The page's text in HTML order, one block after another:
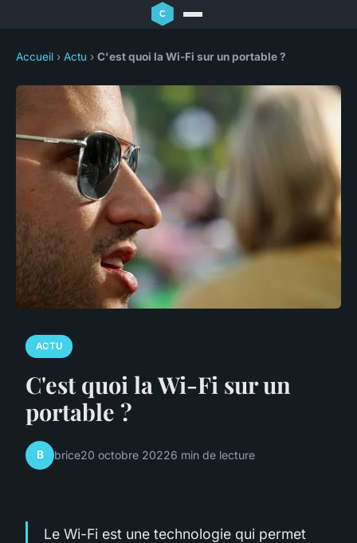
Accueil › Actu › C'est quoi la Wi-Fi sur un portable ?
ACTU
C'est quoi la Wi-Fi sur un
portable ?
B brice20 octobre 20226 min de lecture
Le Wi-Fi est une technologie qui permet